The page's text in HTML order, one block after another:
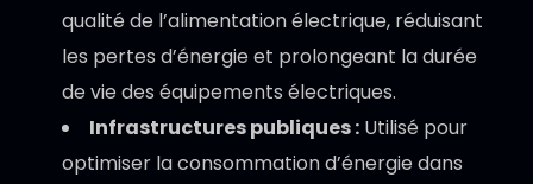
qualité de l’alimentation électrique, réduisant
les pertes d’énergie et prolongeant la durée
de vie des équipements électriques.
Infrastructures publiques : Utilisé pour
optimiser la consommation d’énergie dans